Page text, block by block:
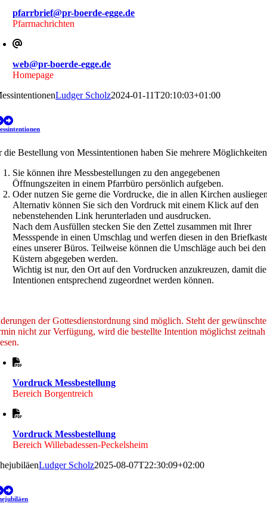
pfarrbrief@pr-boerde-egge.de
Pfarrnachrichten
web@pr-boerde-egge.de
Homepage
Ludger Scholz2024-01-11T20:10:03+01:00
die Bestellung von Messintentionen haben Sie mehrere
Sie können ihre Messbestellungen zu den angegebenen
Öffnungszeiten in einem Pfarrbüro persönlich aufgeben.
Oder nutzen Sie gerne die Vordrucke, die in allen Kirchen
Alternativ können Sie sich den Vordruck mit einem Klick auf den
nebenstehenden Link herunterladen und ausdrucken.
Nach dem Ausfüllen stecken Sie den Zettel zusammen mit Ihrer
Messspende in einen Umschlag und werfen diesen in den
eines unserer Büros. Teilweise können die Umschläge auch bei den
Küstern abgegeben werden.
Wichtig ist nur, den Ort auf den Vordrucken anzukreuzen, damit die
Intentionen entsprechend zugeordnet werden können.
der Gottesdienstordnung sind möglich. Steht der gewünschte
nicht zur Verfügung, wird die bestellte Intention möglichst zeitnah
Vordruck Messbestellung
Bereich Borgentreich
Vordruck Messbestellung
Bereich Willebadessen-Peckelsheim
Ludger Scholz2025-08-07T22:30:09+02:00